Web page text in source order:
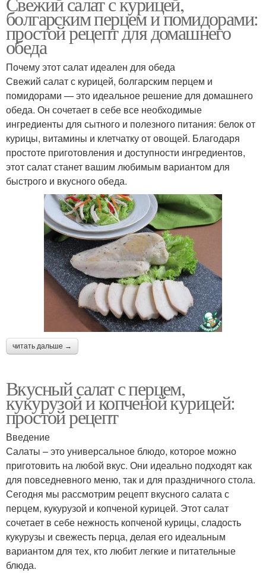
болгарским перцем и помидорами:
простой рецепт для домашнего
обеда
Почему этот салат идеален для обеда
Свежий салат с курицей, болгарским перцем и
помидорами — это идеальное решение для домашнего
обеда. Он сочетает в себе все необходимые
ингредиенты для сытного и полезного питания: белок от
курицы, витамины и клетчатку от овощей. Благодаря
простоте приготовления и доступности ингредиентов,
этот салат станет вашим любимым вариантом для
быстрого и вкусного обеда.
читать дальше →
Вкусный салат с перцем,
кукурузой и копченой курицей:
простой рецепт
Введение
Салаты – это универсальное блюдо, которое можно
приготовить на любой вкус. Они идеально подходят как
для повседневного меню, так и для праздничного стола.
Сегодня мы рассмотрим рецепт вкусного салата с
перцем, кукурузой и копченой курицей. Этот салат
сочетает в себе нежность копченой курицы, сладость
кукурузы и свежесть перца, делая его идеальным
вариантом для тех, кто любит легкие и питательные
блюда.